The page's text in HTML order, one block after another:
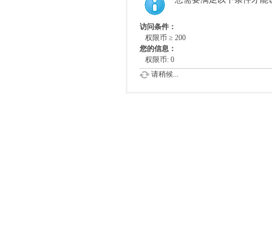
访问条件：
权限币 ≥ 200
您的信息：
权限币: 0
请稍候...